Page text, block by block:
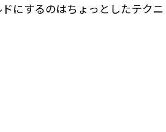
にするのはちょっとしたテクニ